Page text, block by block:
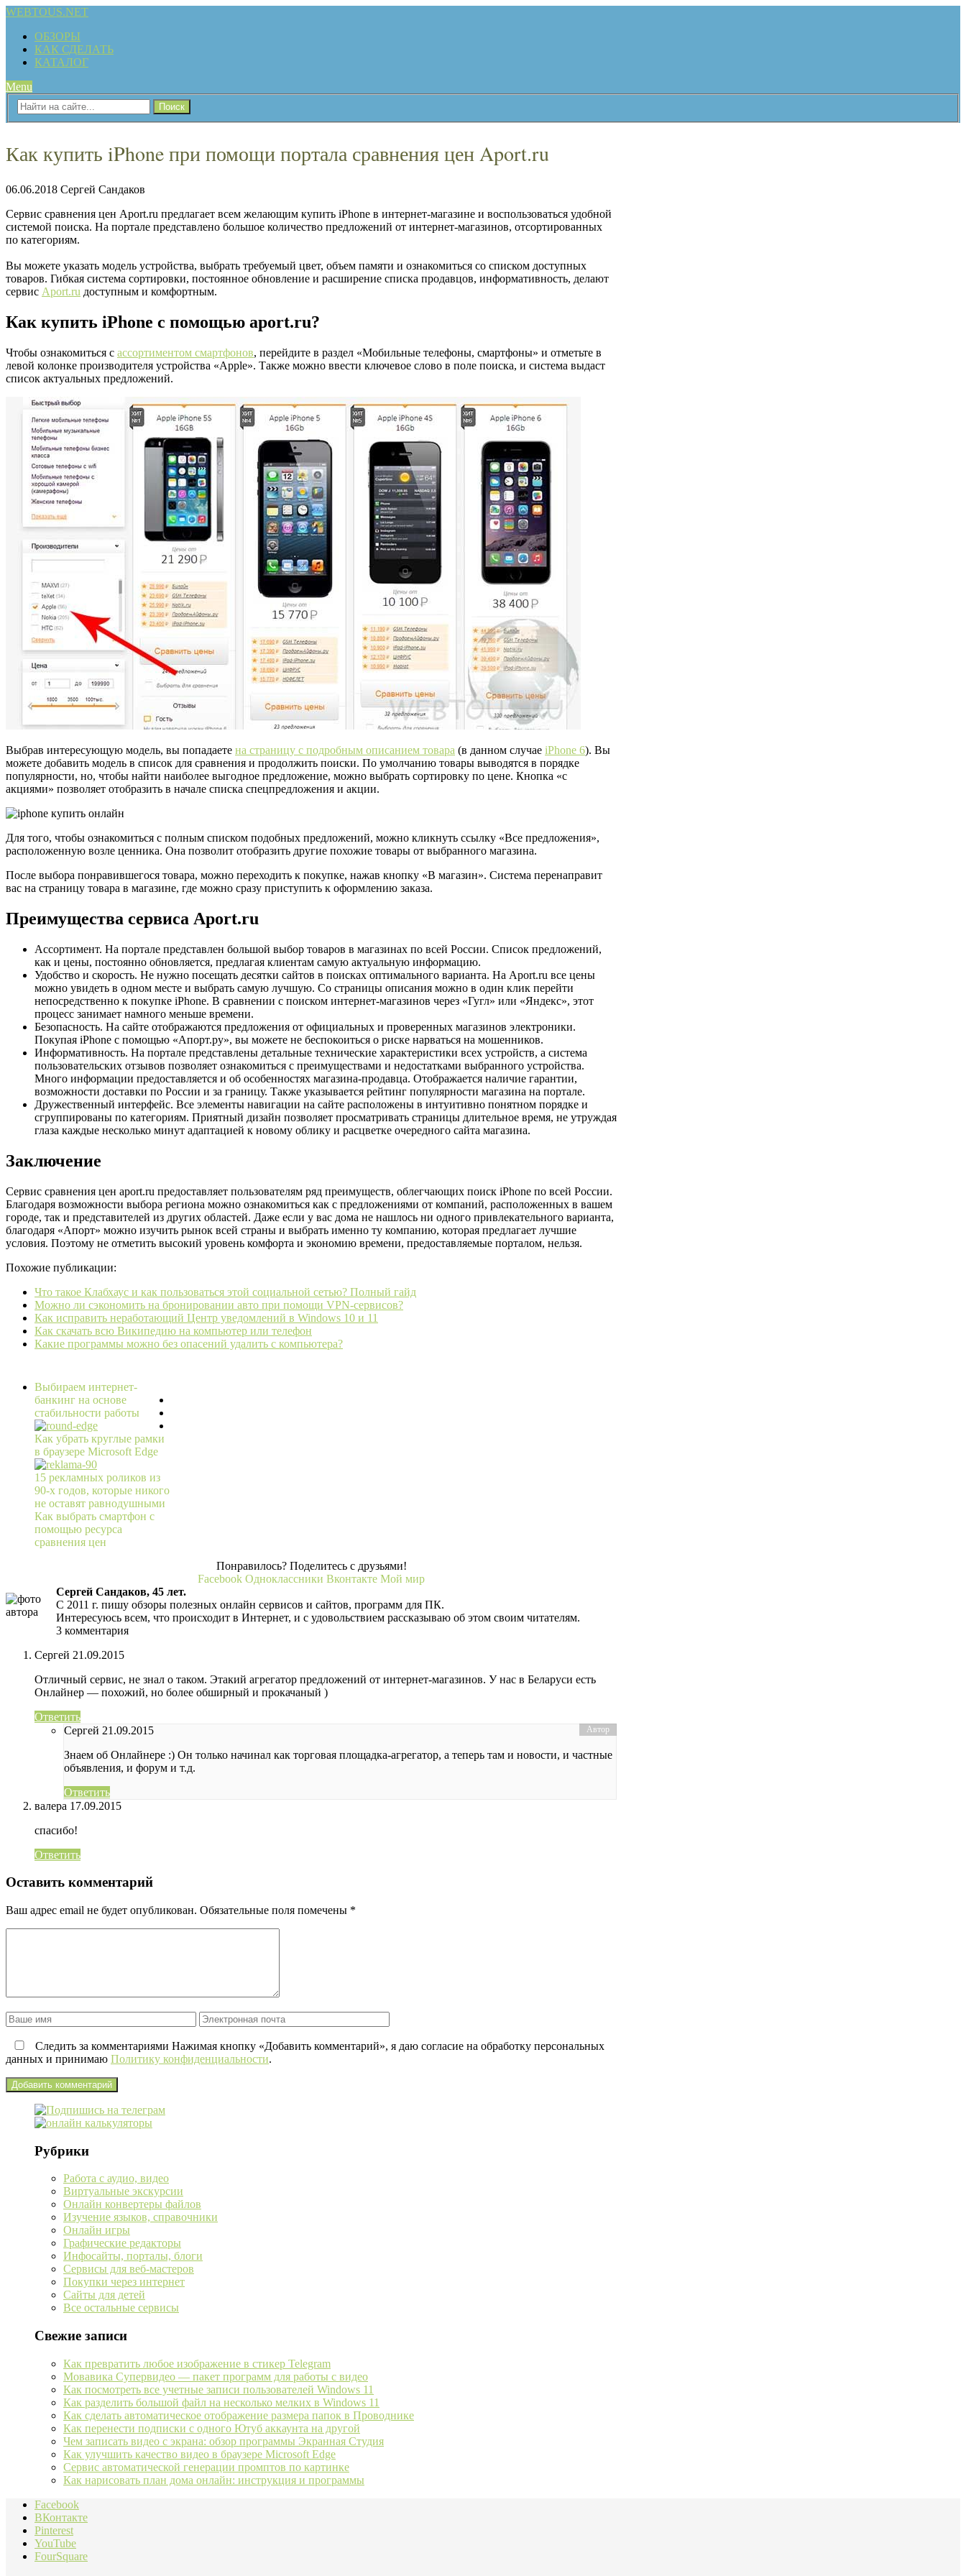
WEBTOUS.NET
ОБЗОРЫ
КАК СДЕЛАТЬ
КАТАЛОГ
Menu
Как купить iPhone при помощи портала сравнения цен Aport.ru
06.06.2018 Сергей Сандаков
Сервис сравнения цен Aport.ru предлагает всем желающим купить iPhone в интернет-магазине и воспользоваться удобной
системой поиска. На портале представлено большое количество предложений от интернет-магазинов, отсортированных
по категориям.
Вы можете указать модель устройства, выбрать требуемый цвет, объем памяти и ознакомиться со списком доступных
товаров. Гибкая система сортировки, постоянное обновление и расширение списка продавцов, информативность, делают
сервис Aport.ru доступным и комфортным.
Как купить iPhone с помощью aport.ru?
Чтобы ознакомиться с ассортиментом смартфонов, перейдите в раздел «Мобильные телефоны, смартфоны» и отметьте в
левой колонке производителя устройства «Apple». Также можно ввести ключевое слово в поле поиска, и система выдаст
список актуальных предложений.
Выбрав интересующую модель, вы попадаете на страницу с подробным описанием товара (в данном случае iPhone 6). Вы
можете добавить модель в список для сравнения и продолжить поиски. По умолчанию товары выводятся в порядке
популярности, но, чтобы найти наиболее выгодное предложение, можно выбрать сортировку по цене. Кнопка «с
акциями» позволяет отобразить в начале списка спецпредложения и акции.
Для того, чтобы ознакомиться с полным списком подобных предложений, можно кликнуть ссылку «Все предложения»,
расположенную возле ценника. Она позволит отобразить другие похожие товары от выбранного магазина.
После выбора понравившегося товара, можно переходить к покупке, нажав кнопку «В магазин». Система перенаправит
вас на страницу товара в магазине, где можно сразу приступить к оформлению заказа.
Преимущества сервиса Aport.ru
Ассортимент. На портале представлен большой выбор товаров в магазинах по всей России. Список предложений,
как и цены, постоянно обновляется, предлагая клиентам самую актуальную информацию.
Удобство и скорость. Не нужно посещать десятки сайтов в поисках оптимального варианта. На Aport.ru все цены
можно увидеть в одном месте и выбрать самую лучшую. Со страницы описания можно в один клик перейти
непосредственно к покупке iPhone. В сравнении с поиском интернет-магазинов через «Гугл» или «Яндекс», этот
процесс занимает намного меньше времени.
Безопасность. На сайте отображаются предложения от официальных и проверенных магазинов электроники.
Покупая iPhone с помощью «Апорт.ру», вы можете не беспокоиться о риске нарваться на мошенников.
Информативность. На портале представлены детальные технические характеристики всех устройств, а система
пользовательских отзывов позволяет ознакомиться с преимуществами и недостатками выбранного устройства.
Много информации предоставляется и об особенностях магазина-продавца. Отображается наличие гарантии,
возможности доставки по России и за границу. Также указывается рейтинг популярности магазина на портале.
Дружественный интерфейс. Все элементы навигации на сайте расположены в интуитивно понятном порядке и
сгруппированы по категориям. Приятный дизайн позволяет просматривать страницы длительное время, не утруждая
глаза каждые несколько минут адаптацией к новому облику и расцветке очередного сайта магазина.
Заключение
Сервис сравнения цен aport.ru предоставляет пользователям ряд преимуществ, облегчающих поиск iPhone по всей России.
Благодаря возможности выбора региона можно ознакомиться как с предложениями от компаний, расположенных в вашем
городе, так и представителей из других областей. Даже если у вас дома не нашлось ни одного привлекательного варианта,
благодаря «Апорт» можно изучить рынок всей страны и выбрать именно ту компанию, которая предлагает лучшие
условия. Поэтому не отметить высокий уровень комфорта и экономию времени, предоставляемые порталом, нельзя.
Похожие публикации:
Что такое Клабхаус и как пользоваться этой социальной сетью? Полный гайд
Можно ли сэкономить на бронировании авто при помощи VPN-сервисов?
Как исправить неработающий Центр уведомлений в Windows 10 и 11
Как скачать всю Википедию на компьютер или телефон
Какие программы можно без опасений удалить с компьютера?
Выбираем интернет-
банкинг на основе
стабильности работы
Как убрать круглые рамки
в браузере Microsoft Edge
15 рекламных роликов из
90-х годов, которые никого
не оставят равнодушными
Как выбрать смартфон с
помощью ресурса
сравнения цен
Понравилось? Поделитесь с друзьями!
Facebook Одноклассники Вконтакте Мой мир
Сергей Сандаков, 45 лет.
С 2011 г. пишу обзоры полезных онлайн сервисов и сайтов, программ для ПК.
Интересуюсь всем, что происходит в Интернет, и с удовольствием рассказываю об этом своим читателям.
3 комментария
Сергей 21.09.2015
Отличный сервис, не знал о таком. Этакий агрегатор предложений от интернет-магазинов. У нас в Беларуси есть
Онлайнер — похожий, но более обширный и прокачаный )
Ответить
Сергей 21.09.2015
Знаем об Онлайнере :) Он только начинал как торговая площадка-агрегатор, а теперь там и новости, и частные
объявления, и форум и т.д.
Ответить
валера 17.09.2015
спасибо!
Ответить
Оставить комментарий
Ваш адрес email не будет опубликован. Обязательные поля помечены *
Следить за комментариями Нажимая кнопку «Добавить комментарий», я даю согласие на обработку персональных
данных и принимаю Политику конфиденциальности.
Рубрики
Работа с аудио, видео
Виртуальные экскурсии
Онлайн конвертеры файлов
Изучение языков, справочники
Онлайн игры
Графические редакторы
Инфосайты, порталы, блоги
Сервисы для веб-мастеров
Покупки через интернет
Сайты для детей
Все остальные сервисы
Свежие записи
Как превратить любое изображение в стикер Telegram
Мовавика Супервидео — пакет программ для работы с видео
Как посмотреть все учетные записи пользователей Windows 11
Как разделить большой файл на несколько мелких в Windows 11
Как сделать автоматическое отображение размера папок в Проводнике
Как перенести подписки с одного Ютуб аккаунта на другой
Чем записать видео с экрана: обзор программы Экранная Студия
Как улучшить качество видео в браузере Microsoft Edge
Сервис автоматической генерации промптов по картинке
Как нарисовать план дома онлайн: инструкция и программы
Facebook
ВКонтакте
Pinterest
YouTube
FourSquare